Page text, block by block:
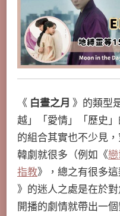
《 白晝之月 》的類型
越」「愛情」「歷史
的組合其實也不少見
韓劇就很多（例如《
指教》，總之有很多
》的迷人之處是在於
開播的劇情就帶出一